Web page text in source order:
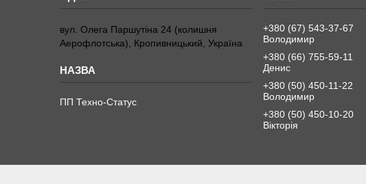
вул. Олега Паршутіна 24 (колишня
Аерофлотська), Кропивницький, Україна
ПП Техно-Статус
+380 (67) 543-37-67
Володимир
+380 (66) 755-59-11
Денис
+380 (50) 450-11-22
Володимир
+380 (50) 450-10-20
Вікторія